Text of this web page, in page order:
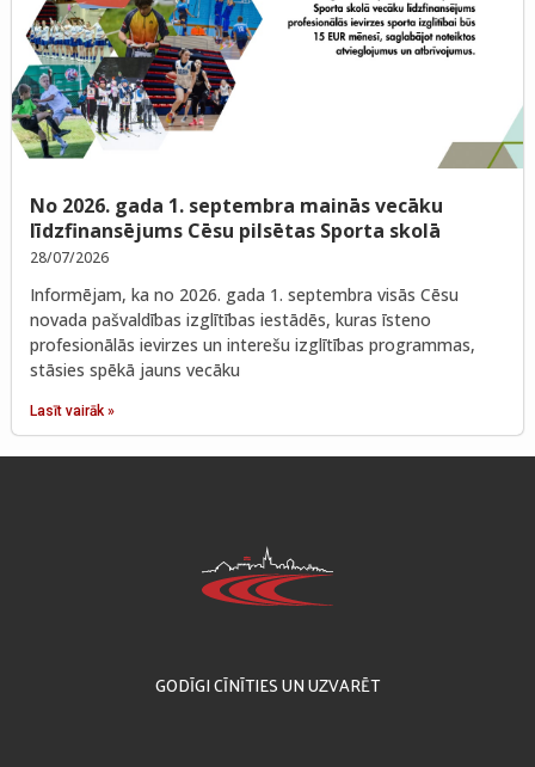
No 2026. gada 1. septembra mainās vecāku
līdzfinansējums Cēsu pilsētas Sporta skolā
28/07/2026
Informējam, ka no 2026. gada 1. septembra visās Cēsu
novada pašvaldības izglītības iestādēs, kuras īsteno
profesionālās ievirzes un interešu izglītības programmas,
stāsies spēkā jauns vecāku
Lasīt vairāk »
GODĪGI CĪNĪTIES UN UZVARĒT